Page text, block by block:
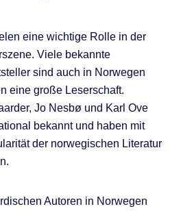
eine wichtige Rolle in der
Viele bekannte
sind auch in Norwegen
eine große Leserschaft.
Jo Nesbø und Karl Ove
bekannt und haben mit
der norwegischen Literatur
Autoren in Norwegen